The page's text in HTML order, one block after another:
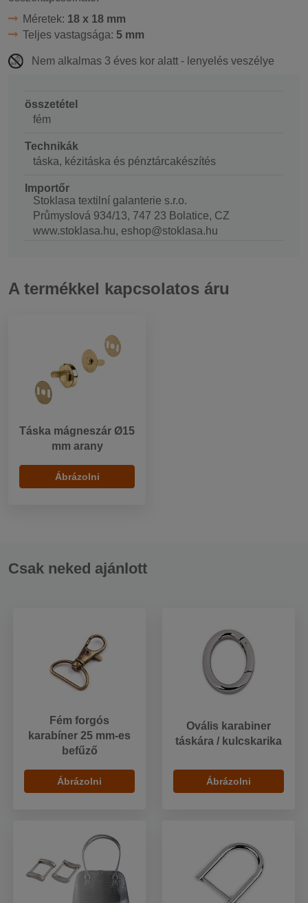
Méretek: 18 x 18 mm
Teljes vastagsága: 5 mm
Nem alkalmas 3 éves kor alatt - lenyelés veszélye
összetétel
fém
Technikák
táska, kézitáska és pénztárcakészítés
Importőr
Stoklasa textilní galanterie s.r.o.
Průmyslová 934/13, 747 23 Bolatice, CZ
www.stoklasa.hu, eshop@stoklasa.hu
A termékkel kapcsolatos áru
Táska mágneszár Ø15
mm arany
Ábrázolni
Csak neked ajánlott
Fém forgós
karabíner 25 mm-es
befűző
Ábrázolni
Ovális karabiner
táskára / kulcskarika
Ábrázolni